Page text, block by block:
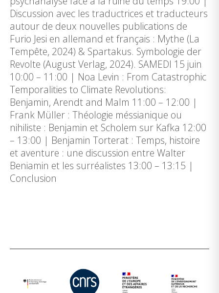
Discussion avec les traductrices et traducteurs
autour de deux nouvelles publications de
Furio Jesi en allemand et français : Mythe (La
Tempête, 2024) & Spartakus. Symbologie der
Revolte (August Verlag, 2024). SAMEDI 15 juin
10:00 – 11:00 | Noa Levin : From Catastrophic
Temporalities to Climate Revolutions:
Benjamin, Arendt and Malm 11:00 – 12:00 |
Frank Müller : Théologie méssianique ou
nihiliste : Benjamin et Scholem sur Kafka 12:00
– 13:00 | Benjamin Torterat : Temps, histoire
et aventure : une discussion entre Walter
Beniamin et les surréalistes 13:00 – 13:15 |
Conclusion